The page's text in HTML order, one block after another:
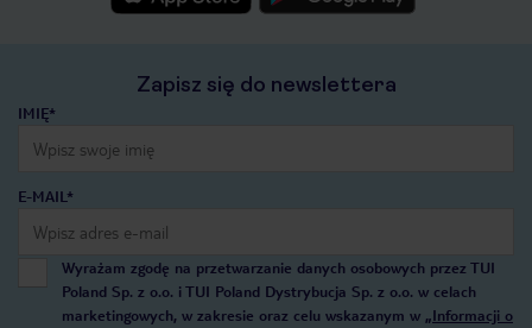
Zapisz się do newslettera
IMIĘ*
E-MAIL*
Wyrażam zgodę na przetwarzanie danych osobowych przez TUI
Poland Sp. z o.o. i TUI Poland Dystrybucja Sp. z o.o. w celach
marketingowych, w zakresie oraz celu wskazanym w „Informacji o